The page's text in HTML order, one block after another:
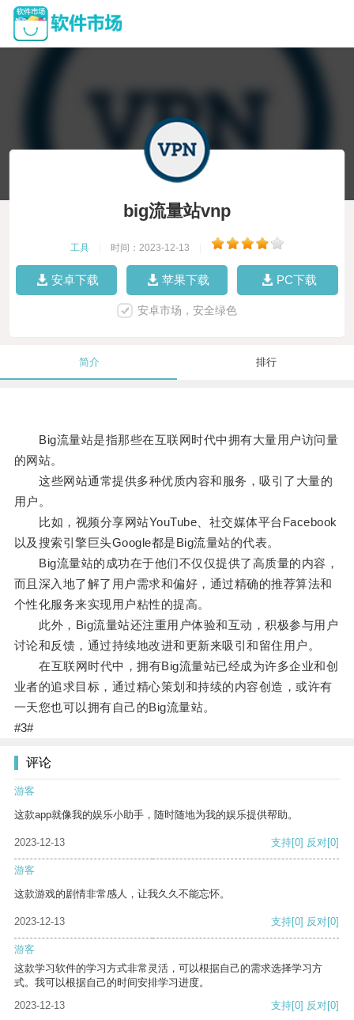
big流量站vnp
工具 时间：2023-12-13
安卓下载 苹果下载 PC下载
安卓市场，安全绿色
简介 排行
Big流量站是指那些在互联网时代中拥有大量用户访问量
的网站。
这些网站通常提供多种优质内容和服务，吸引了大量的
用户。
比如，视频分享网站YouTube、社交媒体平台Facebook
以及搜索引擎巨头Google都是Big流量站的代表。
Big流量站的成功在于他们不仅仅提供了高质量的内容，
而且深入地了解了用户需求和偏好，通过精确的推荐算法和
个性化服务来实现用户粘性的提高。
此外，Big流量站还注重用户体验和互动，积极参与用户
讨论和反馈，通过持续地改进和更新来吸引和留住用户。
在互联网时代中，拥有Big流量站已经成为许多企业和创
业者的追求目标，通过精心策划和持续的内容创造，或许有
一天您也可以拥有自己的Big流量站。
#3#
评论
游客
这款app就像我的娱乐小助手，随时随地为我的娱乐提供帮助。
2023-12-13 支持[0] 反对[0]
游客
这款游戏的剧情非常感人，让我久久不能忘怀。
2023-12-13 支持[0] 反对[0]
游客
这款学习软件的学习方式非常灵活，可以根据自己的需求选择学习方
式。我可以根据自己的时间安排学习进度。
2023-12-13
支持[0] 反对[0]